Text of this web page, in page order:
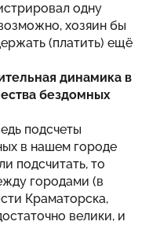
одну
хозяин бы
(платить) ещё
динамика в
бездомных
подсчеты
в нашем городе
подсчитать, то
городами (в
Краматорска,
велики, и